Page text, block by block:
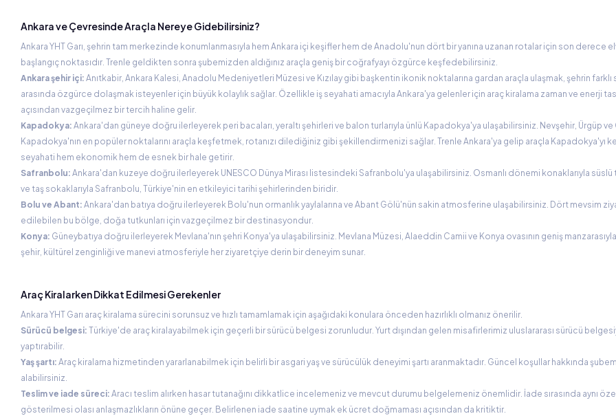
Ankara ve Çevresinde Araçla Nereye Gidebilirsiniz?
Ankara YHT Garı, şehrin tam merkezinde konumlanmasıyla hem Ankara içi keşifler hem de Anadolu'nun dört bir yanına uzanan rotalar için son derece
başlangıç noktasıdır. Trenle geldikten sonra şubemizden aldığınız araçla geniş bir coğrafyayı özgürce keşfedebilirsiniz.
Ankara şehir içi: Anıtkabir, Ankara Kalesi, Anadolu Medeniyetleri Müzesi ve Kızılay gibi başkentin ikonik noktalarına gardan araçla ulaşmak, şehrin farklı
arasında özgürce dolaşmak isteyenler için büyük kolaylık sağlar. Özellikle iş seyahati amacıyla Ankara'ya gelenler için araç kiralama zaman ve enerji
açısından vazgeçilmez bir tercih haline gelir.
Kapadokya: Ankara'dan güneye doğru ilerleyerek peri bacaları, yeraltı şehirleri ve balon turlarıyla ünlü Kapadokya'ya ulaşabilirsiniz. Nevşehir, Ürgüp
Kapadokya'nın en popüler noktalarını araçla keşfetmek, rotanızı dilediğiniz gibi şekillendirmenizi sağlar. Trenle Ankara'ya gelip araçla Kapadokya'yı
seyahati hem ekonomik hem de esnek bir hale getirir.
Safranbolu: Ankara'dan kuzeye doğru ilerleyerek UNESCO Dünya Mirası listesindeki Safranbolu'ya ulaşabilirsiniz. Osmanlı dönemi konaklarıyla süslü
ve taş sokaklarıyla Safranbolu, Türkiye'nin en etkileyici tarihi şehirlerinden biridir.
Bolu ve Abant: Ankara'dan batıya doğru ilerleyerek Bolu'nun ormanlık yaylalarına ve Abant Gölü'nün sakin atmosferine ulaşabilirsiniz. Dört mevsim
edilebilen bu bölge, doğa tutkunları için vazgeçilmez bir destinasyondur.
Konya: Güneybatıya doğru ilerleyerek Mevlana'nın şehri Konya'ya ulaşabilirsiniz. Mevlana Müzesi, Alaeddin Camii ve Konya ovasının geniş
şehir, kültürel zenginliği ve manevi atmosferiyle her ziyaretçiye derin bir deneyim sunar.
Araç Kiralarken Dikkat Edilmesi Gerekenler
Ankara YHT Garı araç kiralama sürecini sorunsuz ve hızlı tamamlamak için aşağıdaki konulara önceden hazırlıklı olmanız önerilir.
Sürücü belgesi: Türkiye'de araç kiralayabilmek için geçerli bir sürücü belgesi zorunludur. Yurt dışından gelen misafirlerimiz uluslararası sürücü
yaptırabilir.
Yaş şartı: Araç kiralama hizmetinden yararlanabilmek için belirli bir asgari yaş ve sürücülük deneyimi şartı aranmaktadır. Güncel koşullar hakkında
alabilirsiniz.
Teslim ve iade süreci: Aracı teslim alırken hasar tutanağını dikkatlice incelemeniz ve mevcut durumu belgelemeniz önemlidir. İade sırasında aynı
gösterilmesi olası anlaşmazlıkların önüne geçer. Belirlenen iade saatine uymak ek ücret doğmaması açısından da kritiktir.